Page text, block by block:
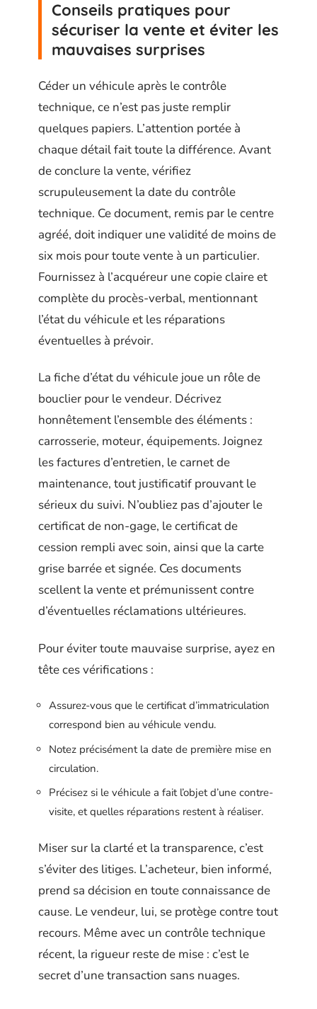
Conseils pratiques pour
sécuriser la vente et éviter les
mauvaises surprises
Céder un véhicule après le contrôle
technique, ce n’est pas juste remplir
quelques papiers. L’attention portée à
chaque détail fait toute la différence. Avant
de conclure la vente, vérifiez
scrupuleusement la date du contrôle
technique. Ce document, remis par le centre
agréé, doit indiquer une validité de moins de
six mois pour toute vente à un particulier.
Fournissez à l’acquéreur une copie claire et
complète du procès-verbal, mentionnant
l’état du véhicule et les réparations
éventuelles à prévoir.
La fiche d’état du véhicule joue un rôle de
bouclier pour le vendeur. Décrivez
honnêtement l’ensemble des éléments :
carrosserie, moteur, équipements. Joignez
les factures d’entretien, le carnet de
maintenance, tout justificatif prouvant le
sérieux du suivi. N’oubliez pas d’ajouter le
certificat de non-gage, le certificat de
cession rempli avec soin, ainsi que la carte
grise barrée et signée. Ces documents
scellent la vente et prémunissent contre
d’éventuelles réclamations ultérieures.
Pour éviter toute mauvaise surprise, ayez en
tête ces vérifications :
Assurez-vous que le certificat d’immatriculation
correspond bien au véhicule vendu.
Notez précisément la date de première mise en
circulation.
Précisez si le véhicule a fait l’objet d’une contre-
visite, et quelles réparations restent à réaliser.
Miser sur la clarté et la transparence, c’est
s’éviter des litiges. L’acheteur, bien informé,
prend sa décision en toute connaissance de
cause. Le vendeur, lui, se protège contre tout
recours. Même avec un contrôle technique
récent, la rigueur reste de mise : c’est le
secret d’une transaction sans nuages.